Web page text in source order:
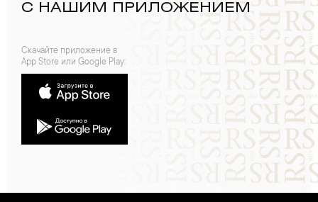
С НАШИМ ПРИЛОЖЕНИЕМ
Скачайте приложение в
App Store или Google Play: